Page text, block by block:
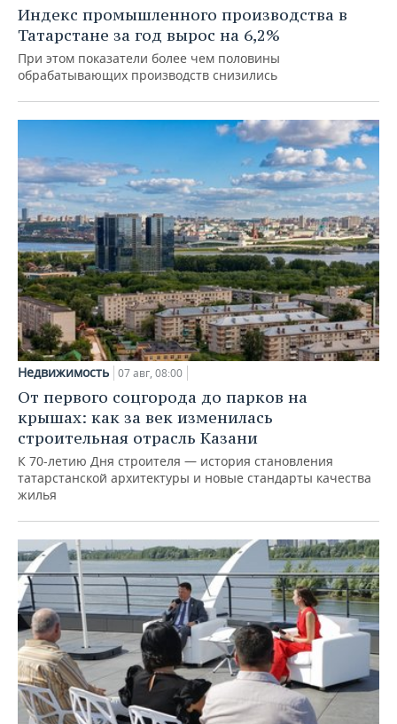
Индекс промышленного производства в
Татарстане за год вырос на 6,2%
При этом показатели более чем половины
обрабатывающих производств снизились
Недвижимость 07 авг, 08:00
От первого соцгорода до парков на
крышах: как за век изменилась
строительная отрасль Казани
К 70-летию Дня строителя — история становления
татарстанской архитектуры и новые стандарты качества
жилья